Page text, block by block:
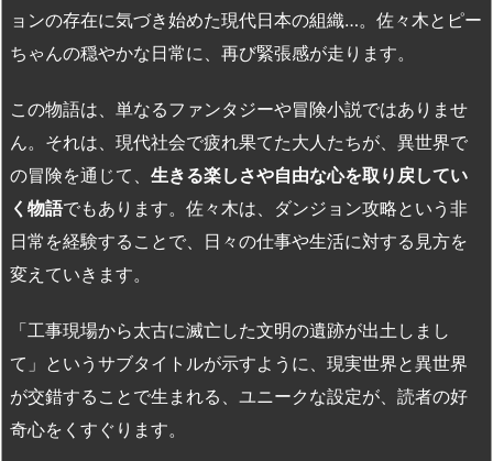
ョンの存在に気づき始めた現代日本の組織…。佐々木とピー
ちゃんの穏やかな日常に、再び緊張感が走ります。
この物語は、単なるファンタジーや冒険小説ではありませ
ん。それは、現代社会で疲れ果てた大人たちが、異世界で
の冒険を通じて、 生きる楽しさや自由な心を取り戻してい
く物語でもあります。佐々木は、ダンジョン攻略という非
日常を経験することで、日々の仕事や生活に対する見方を
変えていきます。
「工事現場から太古に滅亡した文明の遺跡が出土しまし
て」というサブタイトルが示すように、現実世界と異世界
が交錯することで生まれる、ユニークな設定が、読者の好
奇心をくすぐります。